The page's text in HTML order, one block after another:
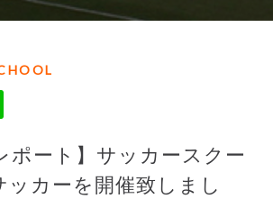
ポート】サッカースクー
ッカーを開催致しまし